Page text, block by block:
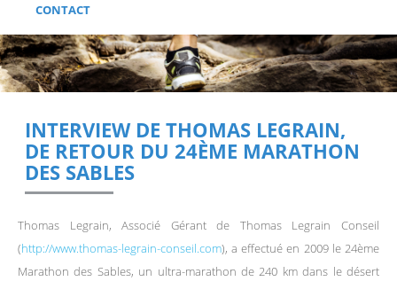
CONTACT
INTERVIEW DE THOMAS LEGRAIN,
DE RETOUR DU 24ÈME MARATHON
DES SABLES
Thomas Legrain, Associé Gérant de Thomas Legrain Conseil
(http://www.thomas-legrain-conseil.com), a effectué en 2009 le 24ème
Marathon des Sables, un ultra-marathon de 240 km dans le désert